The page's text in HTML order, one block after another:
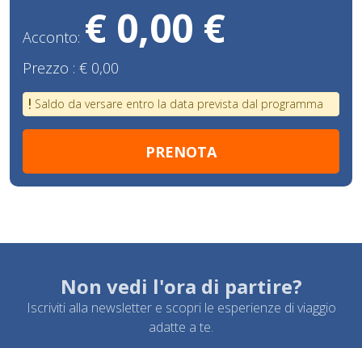
Acconto: € 0,00 €
Prezzo : € 0,00
Saldo da versare entro la data prevista dal programma
Non vedi l'ora di partire?
Iscriviti alla newsletter e scopri le esperienze di viaggio
adatte a te.